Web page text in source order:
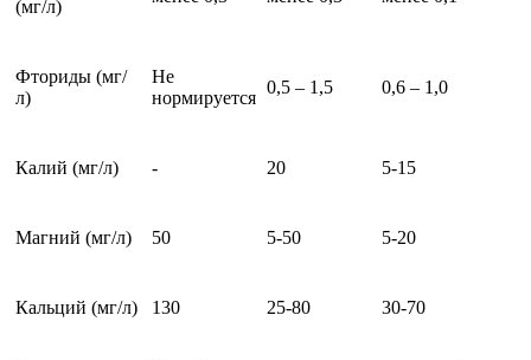
(мг/л)
Фториды (мг/
л)
Не
нормируется
0,5 – 1,5 0,6 – 1,0
Калий (мг/л) - 20 5-15
Магний (мг/л) 50 5-50 5-20
Кальций (мг/л) 130 25-80 30-70